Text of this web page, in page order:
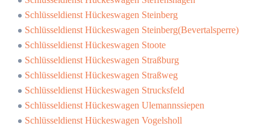
Schlüsseldienst Hückeswagen Steinberg
Schlüsseldienst Hückeswagen Steinberg(Bevertalsperre)
Schlüsseldienst Hückeswagen Stoote
Schlüsseldienst Hückeswagen Straßburg
Schlüsseldienst Hückeswagen Straßweg
Schlüsseldienst Hückeswagen Strucksfeld
Schlüsseldienst Hückeswagen Ulemannssiepen
Schlüsseldienst Hückeswagen Vogelsholl